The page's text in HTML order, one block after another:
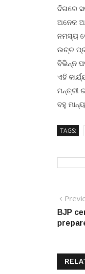
ଦିଗରେ
ଅନେକ
ନମସ୍ୟ
ଉଚ୍ଚ
ବିଭିନ୍ନ
ଏହି
ମନ୍ତ୍ରୀ
ବହୁ
TAGS:
BJP